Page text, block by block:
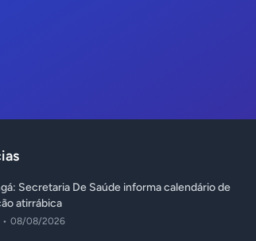
Secretaria De Saúde informa calendário de
atirrábica
• 08/08/2026